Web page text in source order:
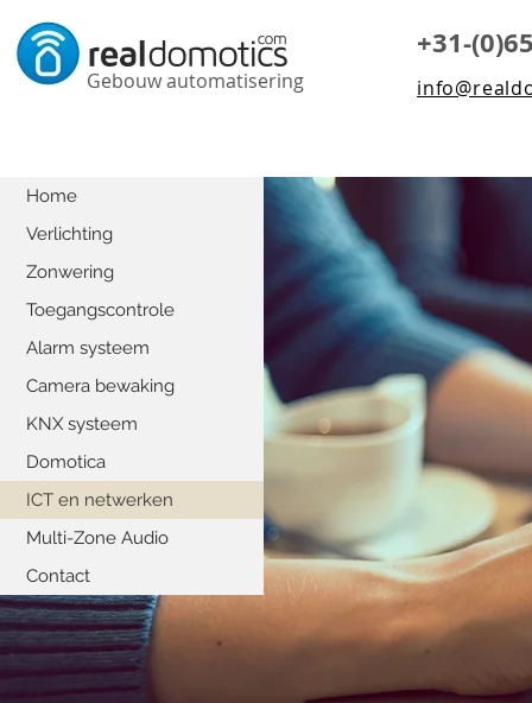
Gebouw automatisering
+31-
Home
Verlichting
Zonwering
Toegangscontrole
Alarm systeem
Camera bewaking
KNX systeem
Domotica
ICT en netwerken
Multi-Zone Audio
Contact